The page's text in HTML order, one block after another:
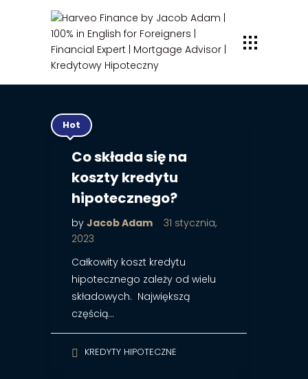
Hot
Co składa się na
koszty kredytu
hipotecznego?
by Jacob Adam
31 stycznia,
2023
Całkowity koszt kredytu
hipotecznego zależy od wielu
składowych. Największą
częścią…
KREDYTY HIPOTECZNE